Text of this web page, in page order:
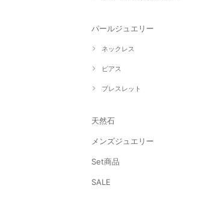
パールジュエリー
ネックレス
ピアス
ブレスレット
天然石
メンズジュエリー
Set商品
SALE